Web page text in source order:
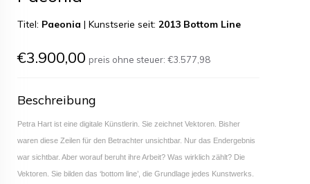
Titel: Paeonia | Kunstserie seit: 2013 Bottom Line
€3.900,00 preis ohne steuer: €3.577,98
Beschreibung
Petra Hart ist eine digitale Künstlerin. Sie zeichnet Vektoren. Bisher
waren diese Zeilen für den Betrachter unsichtbar. Nur das Endergebnis
war sichtbar. Aber worauf beruht ihre Arbeit? Was wirklich zählt? Die
Vektoren. Sie bilden das ‘bottom line’, die Grundlage jedes Kunstwerks.